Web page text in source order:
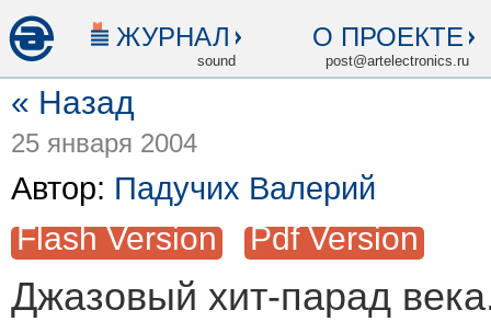
ЖУРНАЛ
sound
О ПРОЕКТЕ
post@artelectronics.ru
« Назад
25 января 2004
Автор: Падучих Валерий
Flash Version Pdf Version
Джазовый хит-парад